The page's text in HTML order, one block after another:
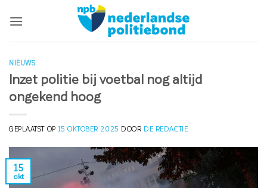
naar
NIEUWS
Inzet politie bij voetbal nog altijd
ongekend hoog
GEPLAATST OP15 OKTOBER 2025 DOOR DE REDACTIE
15
okt